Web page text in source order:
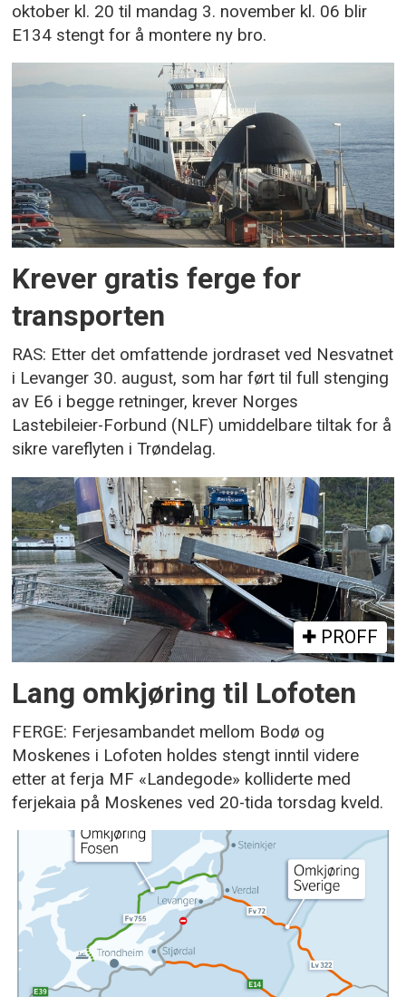
oktober kl. 20 til mandag 3. november kl. 06 blir
E134 stengt for å montere ny bro.
Krever gratis ferge for
transporten
RAS: Etter det omfattende jordraset ved Nesvatnet
i Levanger 30. august, som har ført til full stenging
av E6 i begge retninger, krever Norges
Lastebileier-Forbund (NLF) umiddelbare tiltak for å
sikre vareflyten i Trøndelag.
PROFF
Lang omkjøring til Lofoten
FERGE: Ferjesambandet mellom Bodø og
Moskenes i Lofoten holdes stengt inntil videre
etter at ferja MF «Landegode» kolliderte med
ferjekaia på Moskenes ved 20-tida torsdag kveld.